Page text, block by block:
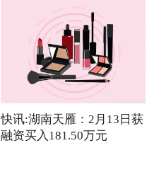
快讯:湖南天雁：2月13日获
融资买入181.50万元